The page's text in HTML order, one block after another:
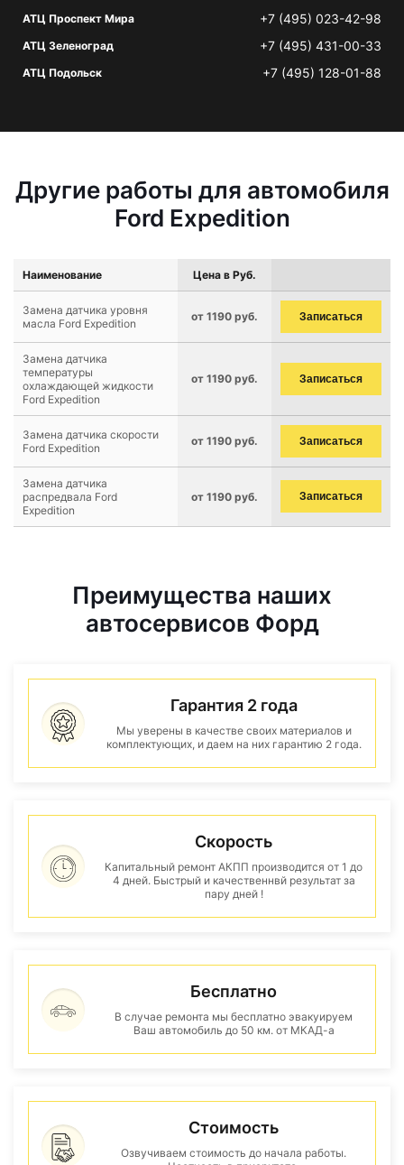
АТЦ Проспект Мира +7 (495) 023-42-98
АТЦ Зеленоград +7 (495) 431-00-33
АТЦ Подольск +7 (495) 128-01-88
Другие работы для автомобиля
Ford Expedition
Наименование Цена в Руб.
Замена датчика уровня
масла Ford Expedition
от 1190 руб. Записаться
Замена датчика
температуры
охлаждающей жидкости
Ford Expedition
от 1190 руб. Записаться
Замена датчика скорости
Ford Expedition
от 1190 руб. Записаться
Замена датчика
распредвала Ford
Expedition
от 1190 руб. Записаться
Преимущества наших
автосервисов Форд
Гарантия 2 года
Мы уверены в качестве своих материалов и
комплектующих, и даем на них гарантию 2 года.
Скорость
Капитальный ремонт АКПП производится от 1 до
4 дней. Быстрый и качественнвй результат за
пару дней !
Бесплатно
В случае ремонта мы бесплатно эвакуируем
Ваш автомобиль до 50 км. от МКАД-а
Стоимость
Озвучиваем стоимость до начала работы.